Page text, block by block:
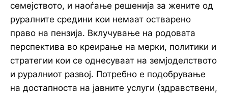
семејството, и наоѓање решенија за жените од
руралните средини кои немаат остварено
право на пензија. Вклучување на родовата
перспектива во креирање на мерки, политики и
стратегии кои се однесуваат на земјоделството
и руралниот развој. Потребно е подобрување
на достапноста на јавните услуги (здравствени,